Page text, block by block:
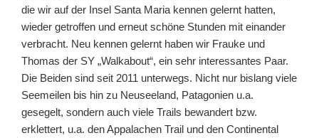
die wir auf der Insel Santa Maria kennen gelernt hatten,
wieder getroffen und erneut schöne Stunden mit einander
verbracht. Neu kennen gelernt haben wir Frauke und
Thomas der SY „Walkabout“, ein sehr interessantes Paar.
Die Beiden sind seit 2011 unterwegs. Nicht nur bislang viele
Seemeilen bis hin zu Neuseeland, Patagonien u.a.
gesegelt, sondern auch viele Trails bewandert bzw.
erklettert, u.a. den Appalachen Trail und den Continental